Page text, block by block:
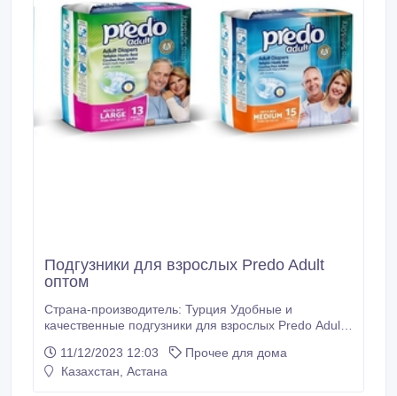
Подгузники для взрослых Predo Adult
оптом
Страна-производитель: Турция Удобные и
качественные подгузники для взрослых Predo Adult
которые соответствуют мировым стандартам.
Наружная поверхность подгузника текстильная и
11/12/2023 12:03
Прочее для дома
Казахстан, Астана